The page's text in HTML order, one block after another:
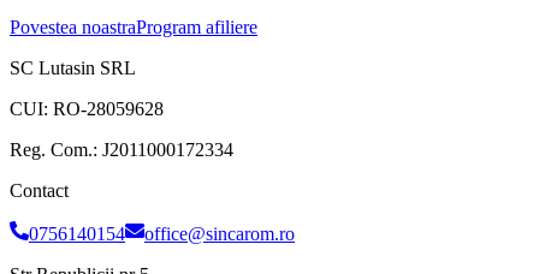
Povestea noastraProgram afiliere
SC Lutasin SRL
CUI: RO-28059628
Reg. Com.: J2011000172334
Contact
0756140154
office@sincarom.ro